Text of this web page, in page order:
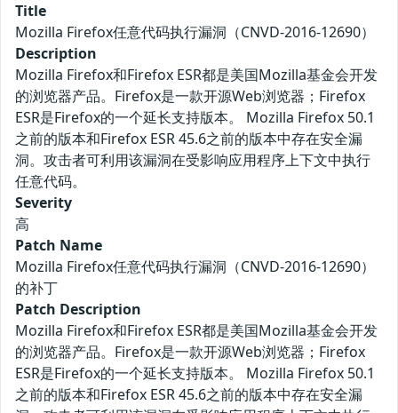
Title
Mozilla Firefox任意代码执行漏洞（CNVD-2016-12690）
Description
Mozilla Firefox和Firefox ESR都是美国Mozilla基金会开发
的浏览器产品。Firefox是一款开源Web浏览器；Firefox
ESR是Firefox的一个延长支持版本。 Mozilla Firefox 50.1
之前的版本和Firefox ESR 45.6之前的版本中存在安全漏
洞。攻击者可利用该漏洞在受影响应用程序上下文中执行
任意代码。
Severity
高
Patch Name
Mozilla Firefox任意代码执行漏洞（CNVD-2016-12690）
的补丁
Patch Description
Mozilla Firefox和Firefox ESR都是美国Mozilla基金会开发
的浏览器产品。Firefox是一款开源Web浏览器；Firefox
ESR是Firefox的一个延长支持版本。 Mozilla Firefox 50.1
之前的版本和Firefox ESR 45.6之前的版本中存在安全漏